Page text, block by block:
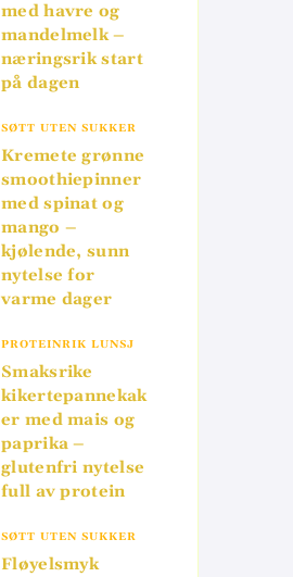
med havre og
mandelmelk –
næringsrik start
på dagen
SØTT UTEN SUKKER
Kremete grønne
smoothiepinner
med spinat og
mango –
kjølende, sunn
nytelse for
varme dager
PROTEINRIK LUNSJ
Smaksrike
kikertepannekak
er med mais og
paprika –
glutenfri nytelse
full av protein
SØTT UTEN SUKKER
Fløyelsmyk